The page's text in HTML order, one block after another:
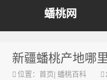
蟠桃网
新疆蟠桃产地哪
位置： 首页| 蟠桃百科